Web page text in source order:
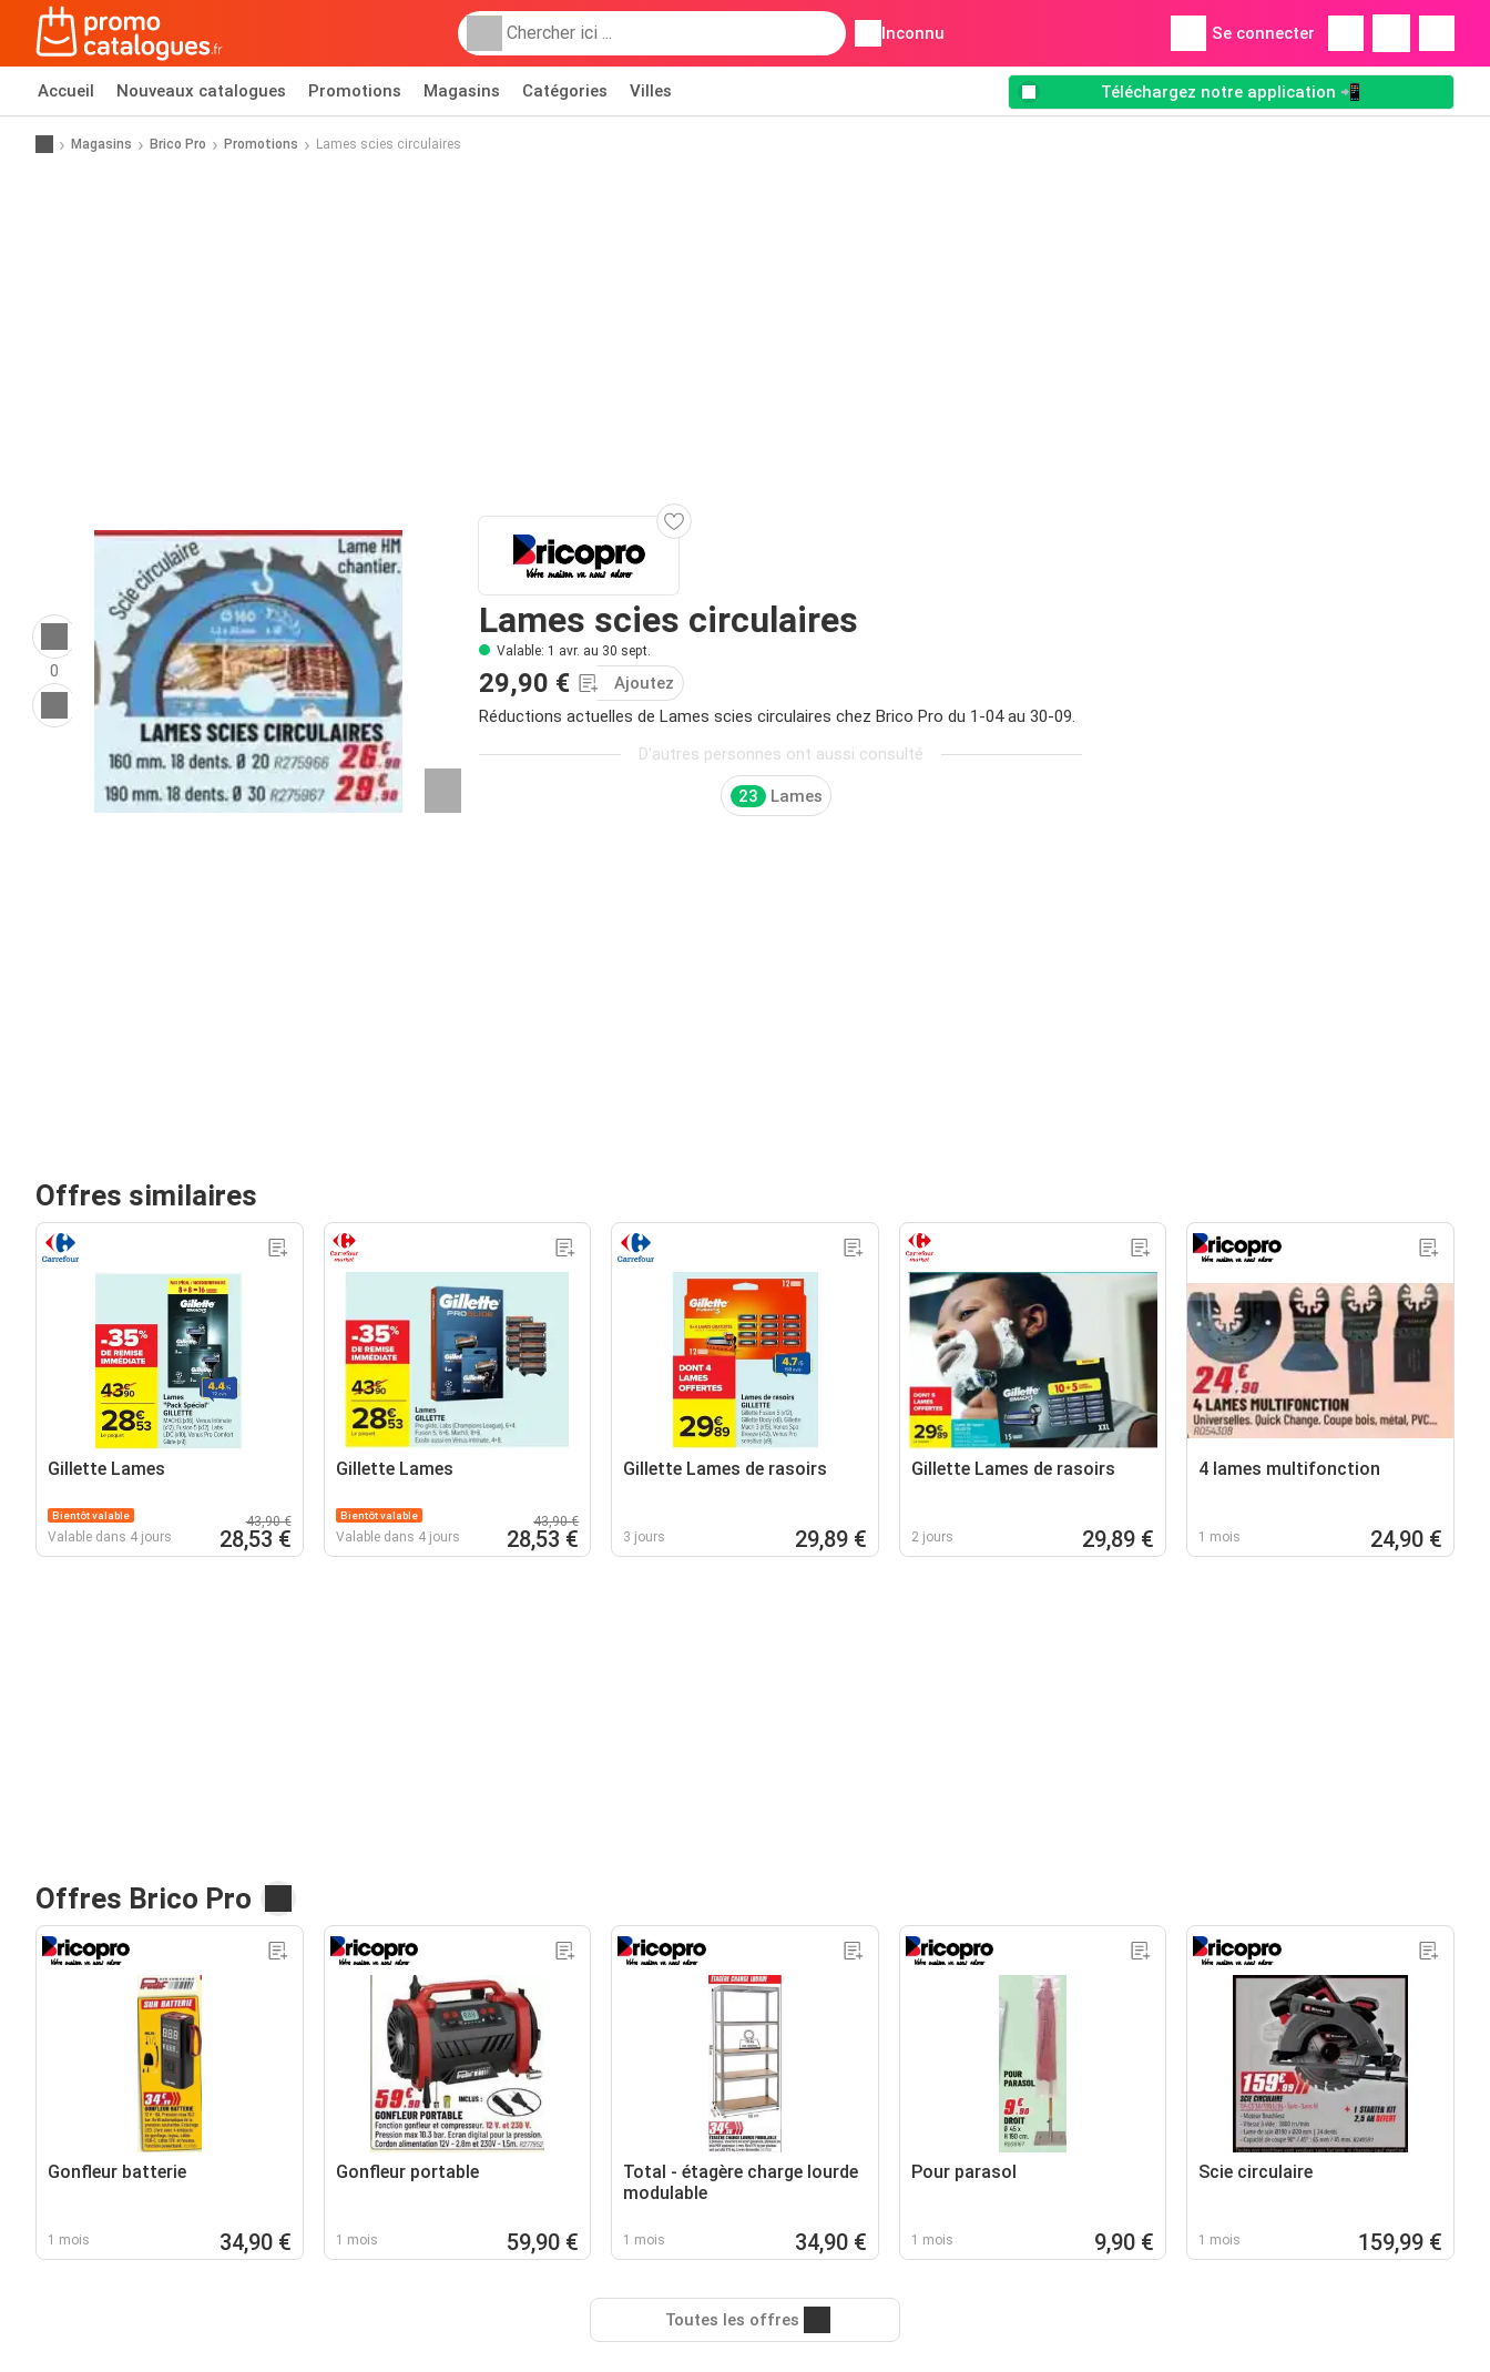
Inconnu Se connecter
Accueil Nouveaux catalogues Promotions Magasins Catégories Villes Téléchargez notre application 📲
Magasins Brico Pro Promotions Lames scies circulaires
0
Lames scies circulaires
Valable: 1 avr. au 30 sept.
29,90 €
Ajoutez
Réductions actuelles de Lames scies circulaires chez Brico Pro du 1-04 au 30-09.
D'autres personnes ont aussi consulté
23 Lames
Offres similaires
Gillette Lames
Bientôt valable
Valable dans 4 jours
43,90 €
28,53 €
Gillette Lames
Bientôt valable
Valable dans 4 jours
43,90 €
28,53 €
Gillette Lames de rasoirs
3 jours 29,89 €
Gillette Lames de rasoirs
2 jours 29,89 €
4 lames multifonction
1 mois 24,90 €
Offres Brico Pro
Gonfleur batterie
1 mois 34,90 €
Gonfleur portable
1 mois 59,90 €
Total - étagère charge lourde
modulable
1 mois 34,90 €
Pour parasol
1 mois 9,90 €
Scie circulaire
1 mois 159,99 €
Toutes les offres